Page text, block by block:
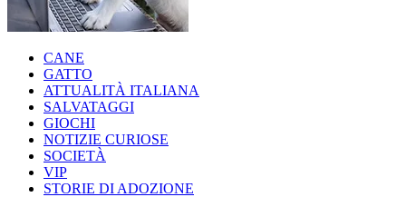
CANE
GATTO
ATTUALITÀ ITALIANA
SALVATAGGI
GIOCHI
NOTIZIE CURIOSE
SOCIETÀ
VIP
STORIE DI ADOZIONE